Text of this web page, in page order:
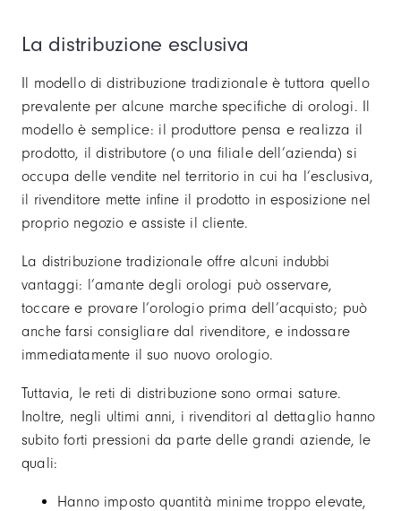
La distribuzione esclusiva
Il modello di distribuzione tradizionale è tuttora quello
prevalente per alcune marche specifiche di orologi. Il
modello è semplice: il produttore pensa e realizza il
prodotto, il distributore (o una filiale dell’azienda) si
occupa delle vendite nel territorio in cui ha l’esclusiva,
il rivenditore mette infine il prodotto in esposizione nel
proprio negozio e assiste il cliente.
La distribuzione tradizionale offre alcuni indubbi
vantaggi: l’amante degli orologi può osservare,
toccare e provare l’orologio prima dell’acquisto; può
anche farsi consigliare dal rivenditore, e indossare
immediatamente il suo nuovo orologio.
Tuttavia, le reti di distribuzione sono ormai sature.
Inoltre, negli ultimi anni, i rivenditori al dettaglio hanno
subito forti pressioni da parte delle grandi aziende, le
quali:
Hanno imposto quantità minime troppo elevate,